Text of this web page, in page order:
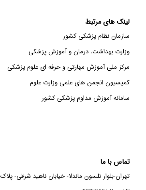
لینک های مرتبط
سازمان نظام پزشکی کشور
وزارت بهداشت، درمان و آموزش پزشکی
مرکز ملی آموزش مهارتی و حرفه ای علوم پزشکی
کمیسیون انجمن های علمی وزارت علوم
سامانه آموزش مداوم پزشکی کشور
تماس با ما
تهران-بلوار نلسون ماندلا- خیابان ناهید شرقی- پلاک ۲-طبقه ۳- واحد ۱۰